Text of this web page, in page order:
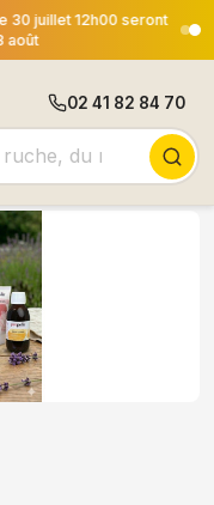
juillet 12h00 seront
02 41 82 84 70